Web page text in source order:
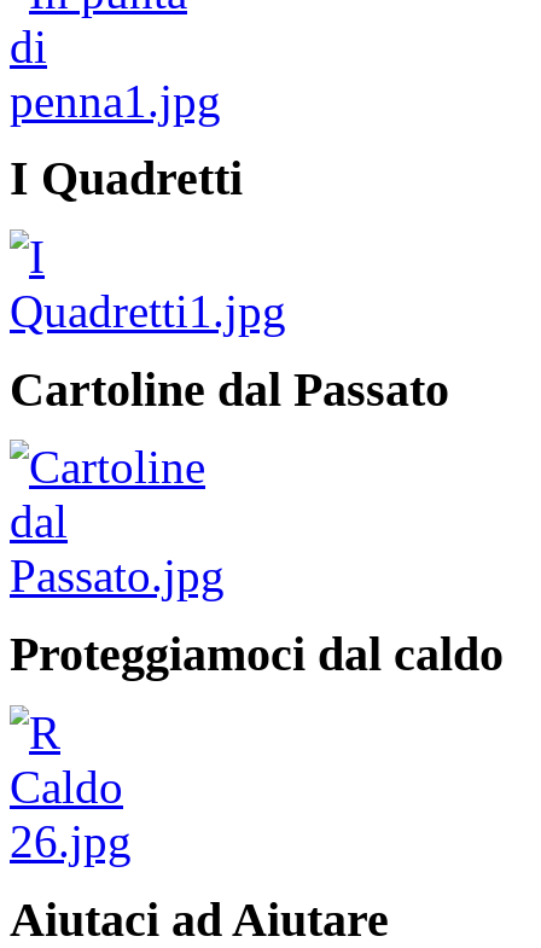
I Quadretti
Cartoline dal Passato
Proteggiamoci dal caldo
Aiutaci ad Aiutare